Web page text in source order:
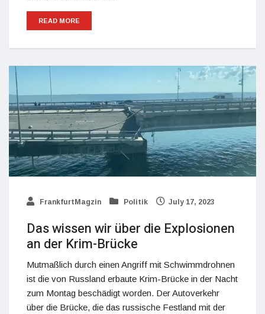
READ MORE
FrankfurtMagzin Politik July 17, 2023
Das wissen wir über die Explosionen
an der Krim-Brücke
Mutmaßlich durch einen Angriff mit Schwimmdrohnen
ist die von Russland erbaute Krim-Brücke in der Nacht
zum Montag beschädigt worden. Der Autoverkehr
über die Brücke, die das russische Festland mit der